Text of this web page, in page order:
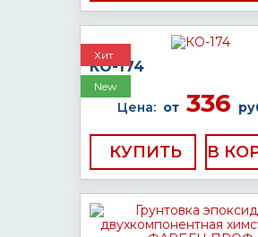
Хит
New
КО-174
Цена: от 336
КУПИТЬ